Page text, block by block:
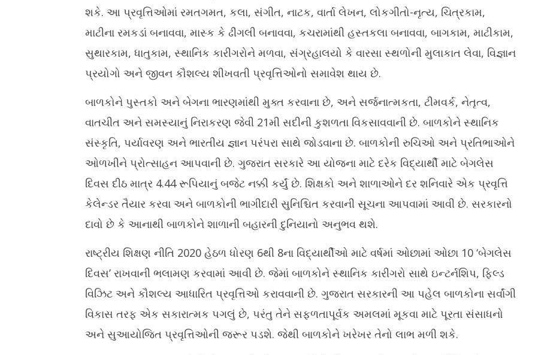
શકે. આ પ્રવૃત્તિઓમાં રમતગમત, કલા, સંગીત, નાટક, વાર્તા લેખન, લોકગીતો-નૃત્ય, ચિત્રકામ,
માટીના રમકડાં બનાવવા, માસ્ક કે ઢીંગલી બનાવવા, કચરામાંથી હસ્તકલા બનાવવા, બાગકામ, માટીકામ,
સુથારકામ, ધાતુકામ, સ્થાનિક કારીગરોને મળવા, સંગ્રહાલયો કે વારસા સ્થળોની મુલાકાત લેવા, વિજ્ઞાન
પ્રયોગો અને જીવન કૌશલ્ય શીખવતી પ્રવૃત્તિઓનો સમાવેશ થાય છે.
બાળકોને પુસ્તકો અને બેગના ભારણમાંથી મુક્ત કરવાના છે, અને સર્જનાત્મકતા, ટીમવર્ક, નેતૃત્વ,
વાતચીત અને સમસ્યાનું નિરાકરણ જેવી 21મી સદીની કુશળતા વિકસાવવાની છે. બાળકોને સ્થાનિક
સંસ્કૃતિ, પર્યાવરણ અને ભારતીય જ્ઞાન પરંપરા સાથે જોડવાના છે. બાળકોની રુચિઓ અને પ્રતિભાઓને
ઓળખીને પ્રોત્સાહન આપવાની છે. ગુજરાત સરકારે આ યોજના માટે દરેક વિદ્યાર્થી માટે બેગલેસ
દિવસ દીઠ માત્ર 4.44 રૂપિયાનું બજેટ નક્કી કર્યું છે. શિક્ષકો અને શાળાઓને દર શનિવારે એક પ્રવૃત્તિ
કેલેન્ડર તૈયાર કરવા અને બાળકોની ભાગીદારી સુનિશ્ચિત કરવાની સૂચના આપવામાં આવી છે. સરકારનો
દાવો છે કે આનાથી બાળકોને શાળાની બહારની દુનિયાનો અનુભવ થશે.
રાષ્ટ્રીય શિક્ષણ નીતિ 2020 હેઠળ ધોરણ 6થી 8ના વિદ્યાર્થીઓ માટે વર્ષમાં ઓછામાં ઓછા 10 ‘બેગલેસ
દિવસ’ રાખવાની ભલામણ કરવામાં આવી છે. જેમાં બાળકોને સ્થાનિક કારીગરો સાથે ઇન્ટર્નશિપ, ફિલ્ડ
વિઝિટ અને કૌશલ્ય આધારિત પ્રવૃત્તિઓ કરાવવાની છે. ગુજરાત સરકારની આ પહેલ બાળકોના સર્વાંગી
વિકાસ તરફ એક સકારાત્મક પગલું છે, પરંતુ તેને સફળતાપૂર્વક અમલમાં મૂકવા માટે પૂરતા સંસાધનો
અને સુઆયોજિત પ્રવૃત્તિઓની જરૂર પડશે. જેથી બાળકોને ખરેખર તેનો લાભ મળી શકે.